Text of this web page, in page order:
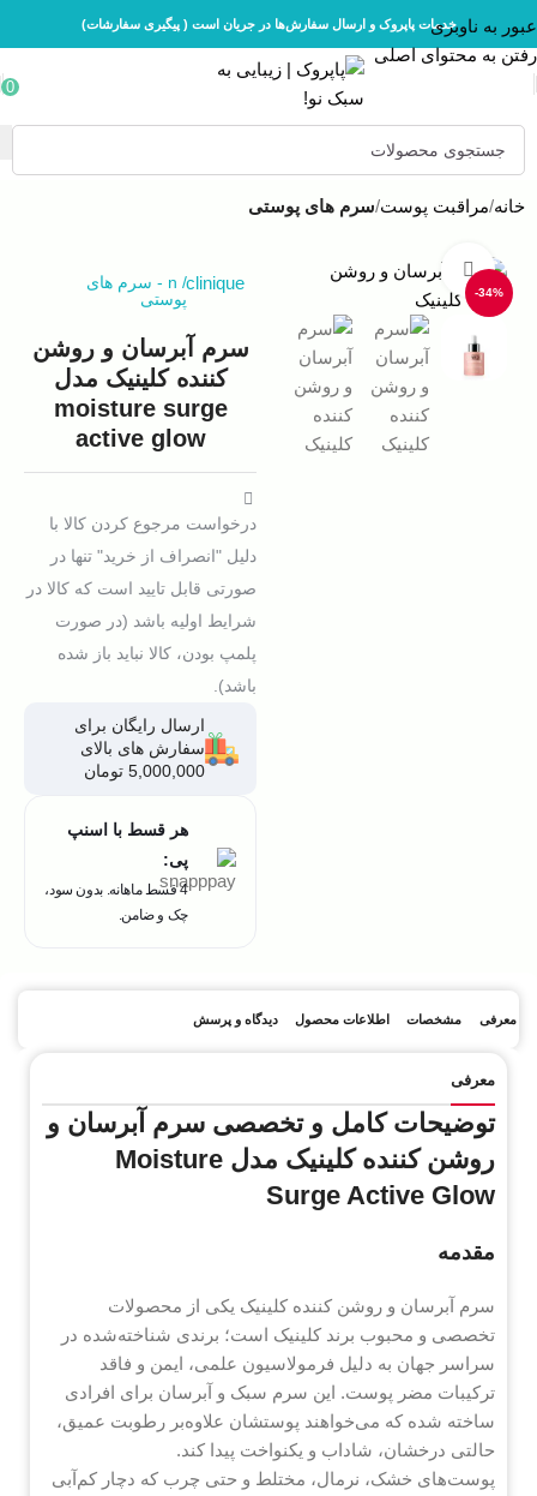
عبور به ناوبری
رفتن به محتوای اصلی
خدمات پاپروک و ارسال سفارش‌ها در جریان است ( پیگیری سفارشات)
0
خانه مراقبت پوست سرم های پوستی
-34%
بزرگنمایی تصویر
clinique
/
n
- سرم های
پوستی
سرم آبرسان و روشن
کننده کلینیک مدل
moisture surge
active glow
درخواست مرجوع کردن کالا با
دلیل "انصراف از خرید" تنها در
صورتی قابل تایید است که کالا در
شرایط اولیه باشد (در صورت
پلمپ بودن، کالا نباید باز شده
باشد).
ارسال رایگان برای
سفارش های بالای
5,000,000 تومان
هر قسط با اسنپ
پی:
4 قسط ماهانه. بدون سود،
چک و ضامن.
معرفی مشخصات اطلاعات محصول دیدگاه و پرسش
معرفی
توضیحات کامل و تخصصی سرم آبرسان و
روشن کننده کلینیک مدل Moisture
Surge Active Glow
مقدمه
سرم آبرسان و روشن کننده کلینیک یکی از محصولات
تخصصی و محبوب برند کلینیک است؛ برندی شناخته‌شده در
سراسر جهان به دلیل فرمولاسیون علمی، ایمن و فاقد
ترکیبات مضر پوست. این سرم سبک و آبرسان برای افرادی
ساخته شده که می‌خواهند پوستشان علاوه‌بر رطوبت عمیق،
حالتی درخشان، شاداب و یکنواخت پیدا کند.
پوست‌های خشک، نرمال، مختلط و حتی چرب که دچار کم‌آبی